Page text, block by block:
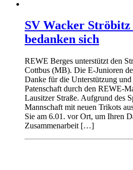
SV Wacker
bedanken sich
REWE Berges unterstützt den
Cottbus (MB). Die E-Junioren
Danke für die Unterstützung
Patenschaft durch den REWE-
Lausitzer Straße. Aufgrund des
Mannschaft mit neuen Trikots
Sie am 6.01. vor Ort, um Ihren
Zusammenarbeit […]